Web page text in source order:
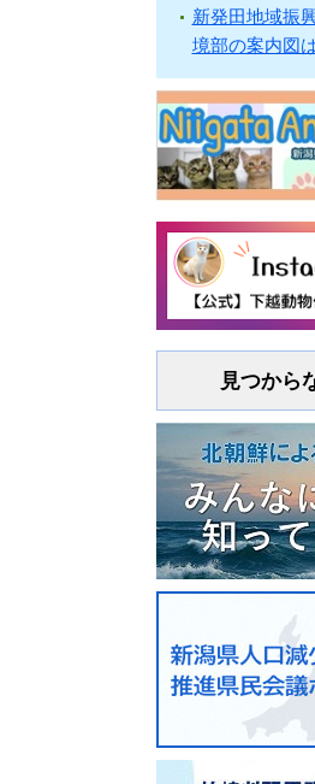
新発田地域振
境部の案内図
見つから